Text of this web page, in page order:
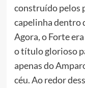
construído pelos
capelinha dentro
Agora, o Forte
o título glorioso
apenas do
céu. Ao redor